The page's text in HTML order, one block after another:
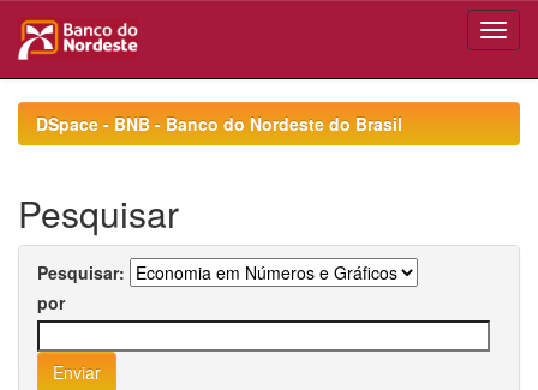
navigationDSpace - BNB - Banco do Nordeste do Brasil
Pesquisar
Pesquisar:
por